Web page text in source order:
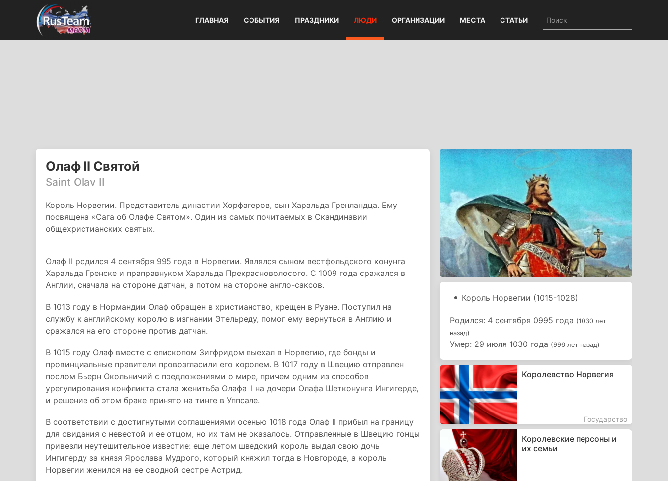
ГЛАВНАЯ СОБЫТИЯ ПРАЗДНИКИ ЛЮДИ ОРГАНИЗАЦИИ МЕСТА СТАТЬИ
Олаф II Святой
Saint Olav II
Король Норвегии. Представитель династии Хорфагеров, сын Харальда Гренландца. Ему
посвящена «Сага об Олафе Святом». Один из самых почитаемых в Скандинавии
общехристианских святых.
Олаф II родился 4 сентября 995 года в Норвегии. Являлся сыном вестфольдского конунга
Харальда Гренске и праправнуком Харальда Прекрасноволосого. С 1009 года сражался в
Англии, сначала на стороне датчан, а потом на стороне англо-саксов.
В 1013 году в Нормандии Олаф обращен в христианство, крещен в Руане. Поступил на
службу к английскому королю в изгнании Этельреду, помог ему вернуться в Англию и
сражался на его стороне против датчан.
В 1015 году Олаф вместе с епископом Зигфридом выехал в Норвегию, где бонды и
провинциальные правители провозгласили его королем. В 1017 году в Швецию отправлен
послом Бьерн Окольничий с предложениями о мире, причем одним из способов
урегулирования конфликта стала женитьба Олафа II на дочери Олафа Шетконунга Ингигерде,
и решение об этом браке принято на тинге в Уппсале.
В соответствии с достигнутыми соглашениями осенью 1018 года Олаф II прибыл на границу
для свидания с невестой и ее отцом, но их там не оказалось. Отправленные в Швецию гонцы
привезли неутешительное известие: еще летом шведский король выдал свою дочь
Ингигерду за князя Ярослава Мудрого, который княжил тогда в Новгороде, а король
Норвегии женился на ее сводной сестре Астрид.
Король Норвегии (1015-1028)
Родился: 4 сентября 0995 года (1030 лет
назад)
Умер: 29 июля 1030 года (996 лет назад)
Королевство Норвегия
Государство
Королевские персоны и
их семьи